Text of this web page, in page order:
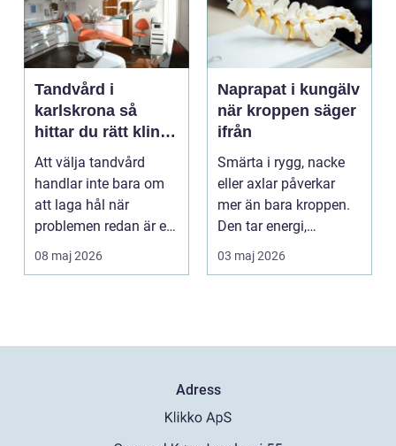
Tandvård i
karlskrona så
hittar du rätt klinik
för långsiktig
munhälsa
Att välja tandvård
handlar inte bara om
att laga hål när
problemen redan är ett
faktum. Det handlar ...
08 maj 2026
Naprapat i kungälv
när kroppen säger
ifrån
Smärta i rygg, nacke
eller axlar påverkar
mer än bara kroppen.
Den tar energi,
koncentration och
03 maj 2026
Adress